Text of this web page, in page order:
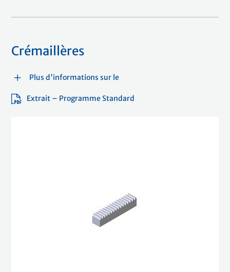
Crémaillères
Plus d'informations sur le
Extrait – Programme Standard